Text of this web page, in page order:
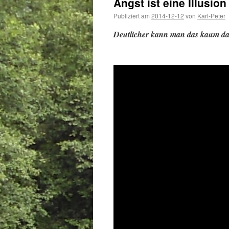
Publiziert am 2014-12-12 von Karl-Peter
Deutlicher kann man das kaum